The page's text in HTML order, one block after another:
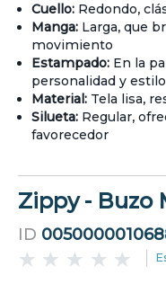
Cuello: Redondo,
Manga: Larga, que
movimiento
Estampado: En la
personalidad y estilo
Material: Tela lisa,
Silueta: Regular,
favorecedor
Zippy - Buzo
ID